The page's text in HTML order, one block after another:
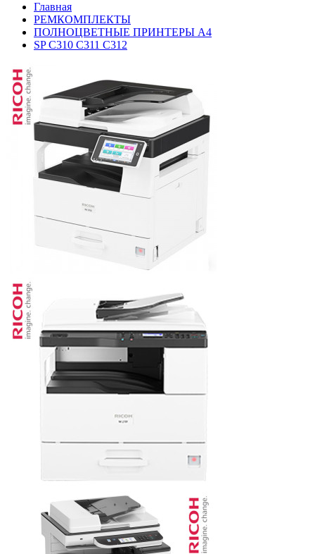
Главная
РЕМКОМПЛЕКТЫ
ПОЛНОЦВЕТНЫЕ ПРИНТЕРЫ А4
SP C310 C311 C312